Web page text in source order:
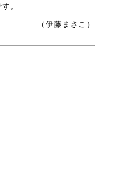
。
（伊藤まさこ）